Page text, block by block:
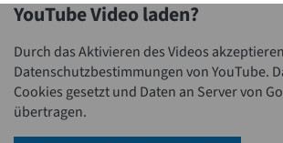
YouTube Video laden?
Durch das Aktivieren des Videos
Datenschutzbestimmungen von YouTube.
Cookies gesetzt und Daten an Server von
übertragen.